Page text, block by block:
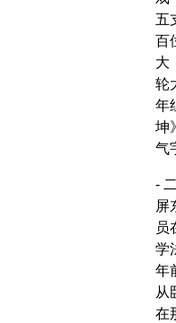
五
百
大
轮
年
坤
气
-
屏
员
学
年
从
在